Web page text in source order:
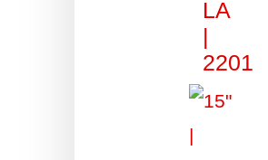
LA
|
2201